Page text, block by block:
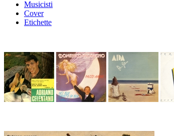
Musicisti
Cover
Etichette